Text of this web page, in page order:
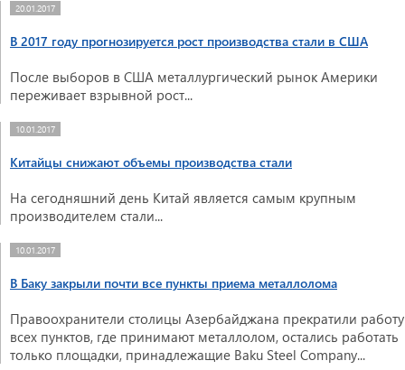
20.01.2017
В 2017 году прогнозируется рост производства стали в США
После выборов в США металлургический рынок Америки
переживает взрывной рост...
10.01.2017
Китайцы снижают объемы производства стали
На сегодняшний день Китай является самым крупным
производителем стали...
10.01.2017
В Баку закрыли почти все пункты приема металлолома
Правоохранители столицы Азербайджана прекратили работу
всех пунктов, где принимают металлолом, остались работать
только площадки, принадлежащие Baku Steel Company...